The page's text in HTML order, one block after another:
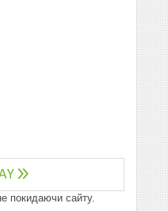
покидаючи сайту.